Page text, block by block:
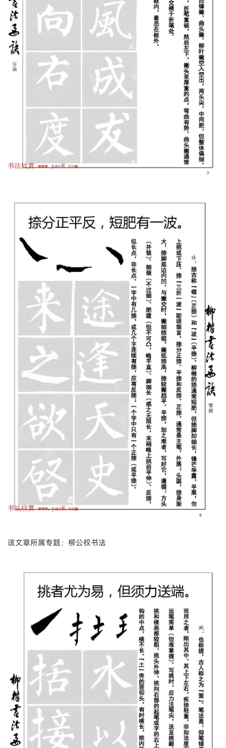
该文章所属专题：柳公权书法